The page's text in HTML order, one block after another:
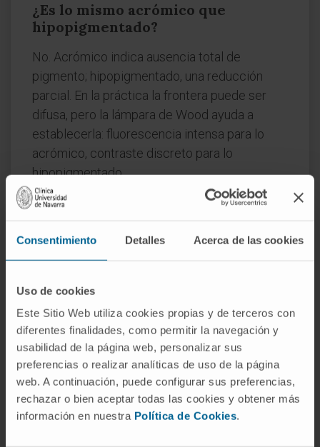
Consentimiento Detalles Acerca de las cookies
Uso de cookies
Este Sitio Web utiliza cookies propias y de terceros con
diferentes finalidades, como permitir la navegación y
usabilidad de la página web, personalizar sus
preferencias o realizar analíticas de uso de la página
web. A continuación, puede configurar sus preferencias,
rechazar o bien aceptar todas las cookies y obtener más
información en nuestra Política de Cookies.
¿Es lo mismo acrómico que
hipopigmentado?
No. Acrómico indica ausencia total de
pigmento; hipopigmentado, una reducción
parcial. En la práctica la frontera puede ser
difusa, pero la lámpara de Wood ayuda a
establecerla: fluorescencia intensa para lo
acrómico, contraste discreto para lo
hipopigmentado.
¿Qué es un nevus acrómico?
crecimiento del niño. No progresa como el
vitiligo y no requiere vigilancia especial salvo
que forme parte de un cuadro más amplio,
como la hipomelanosis de Ito. Los
melanocitos están presentes pero transfieren
menos melanina a los queratinocitos.
Referencias